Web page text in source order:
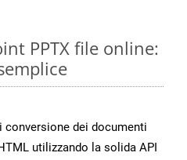
PPTX file online:
dei documenti
utilizzando la solida API